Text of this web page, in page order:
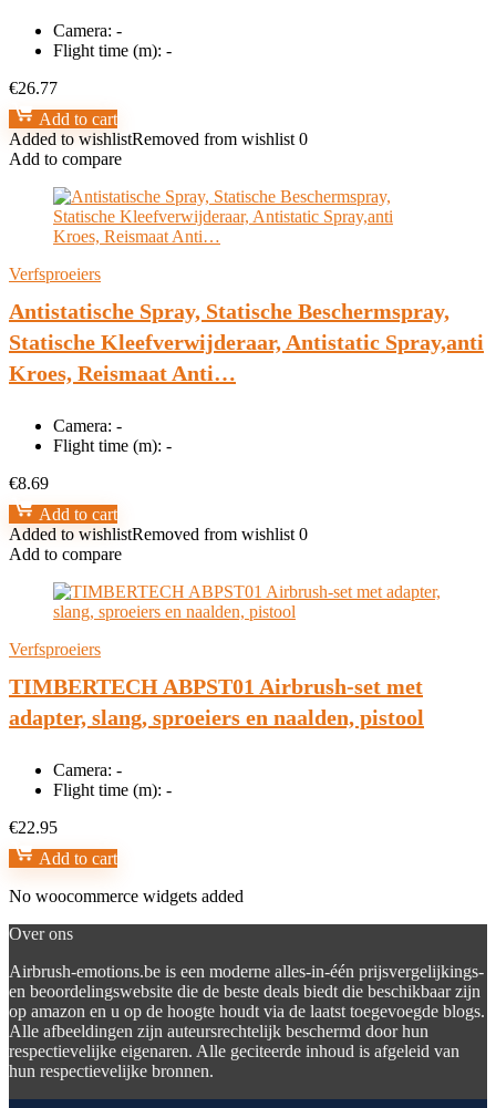
Camera: -
Flight time (m): -
€26.77
Add to cart
Added to wishlistRemoved from wishlist 0
Add to compare
Verfsproeiers
Antistatische Spray, Statische Beschermspray,
Statische Kleefverwijderaar, Antistatic Spray,anti
Kroes, Reismaat Anti…
Camera: -
Flight time (m): -
€8.69
Add to cart
Added to wishlistRemoved from wishlist 0
Add to compare
Verfsproeiers
TIMBERTECH ABPST01 Airbrush-set met
adapter, slang, sproeiers en naalden, pistool
Camera: -
Flight time (m): -
€22.95
Add to cart
No woocommerce widgets added
Over ons
Airbrush-emotions.be is een moderne alles-in-één prijsvergelijkings-
en beoordelingswebsite die de beste deals biedt die beschikbaar zijn
op amazon en u op de hoogte houdt via de laatst toegevoegde blogs.
Alle afbeeldingen zijn auteursrechtelijk beschermd door hun
respectievelijke eigenaren. Alle geciteerde inhoud is afgeleid van
hun respectievelijke bronnen.